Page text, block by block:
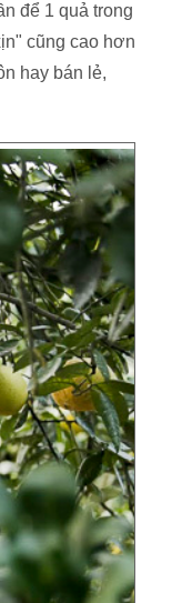
để 1 quả trong
cũng cao hơn
hay bán lẻ,